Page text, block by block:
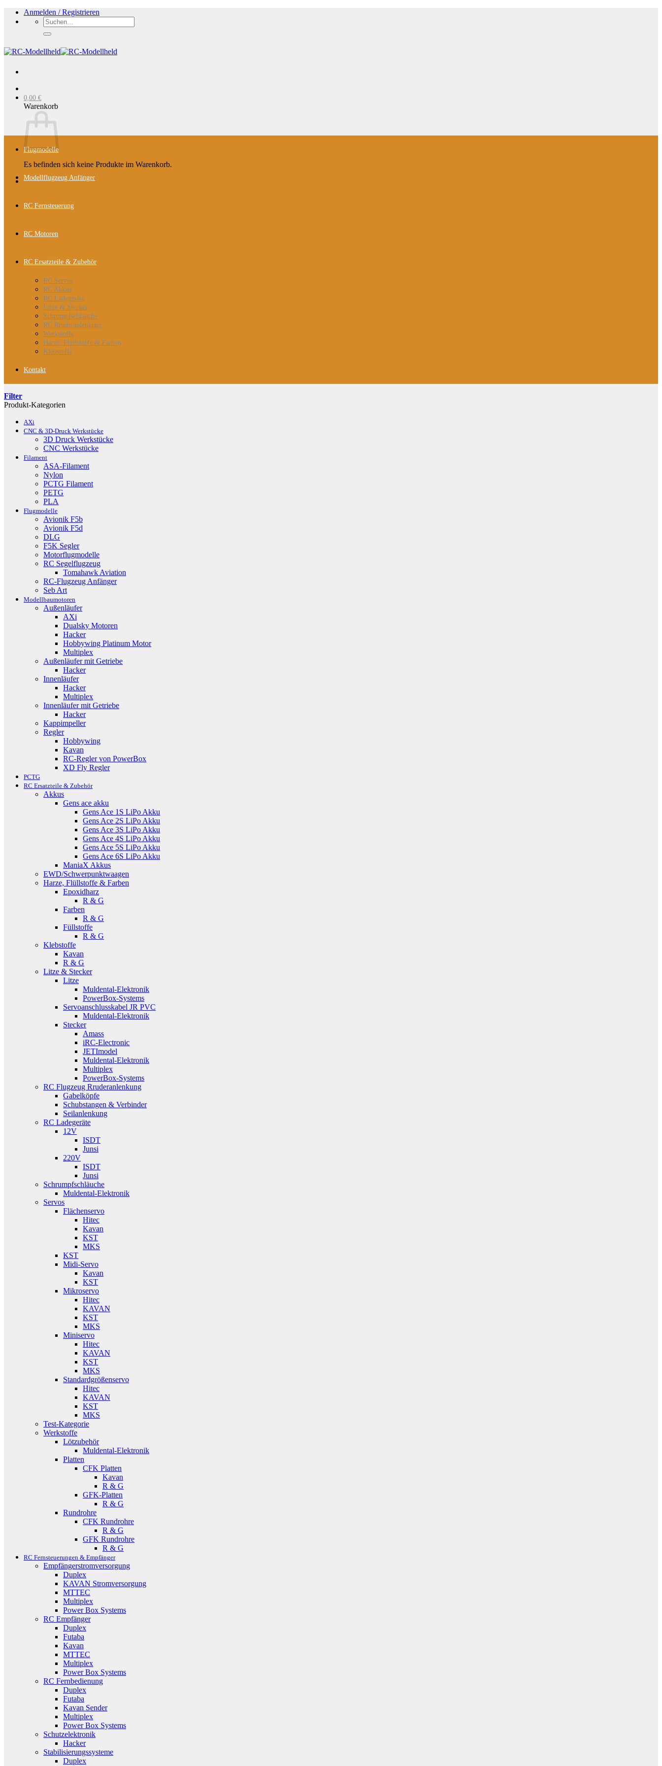
Zum
Inhalt
Anmelden / Registrieren
Suchen
nach:
0,00 €
Warenkorb
Es befinden sich keine Produkte im Warenkorb.
Flugmodelle
Modellflugzeug Anfänger
RC Fernsteuerung
RC Motoren
RC Ersatzteile & Zubehör
RC Servos
RC Akkus
RC Ladegeräte
Litze & Stecker
Schrumpfschläuche
RC Rruderanlenkung
Werkstoffe
Harze, Flüllstoffe & Farben
Klebstoffe
Kontakt
Filter
Produkt-Kategorien
AXi
CNC & 3D-Druck Werkstücke
3D Druck Werkstücke
CNC Werkstücke
Filament
ASA-Filament
Nylon
PCTG Filament
PETG
PLA
Flugmodelle
Avionik F5b
Avionik F5d
DLG
F5K Segler
Motorflugmodelle
RC Segelflugzeug
Tomahawk Aviation
RC-Flugzeug Anfänger
Seb Art
Modellbaumotoren
Außenläufer
AXi
Dualsky Motoren
Hacker
Hobbywing Platinum Motor
Multiplex
Außenläufer mit Getriebe
Hacker
Innenläufer
Hacker
Multiplex
Innenläufer mit Getriebe
Hacker
Kappimpeller
Regler
Hobbywing
Kavan
RC-Regler von PowerBox
XD Fly Regler
PCTG
RC Ersatzteile & Zubehör
Akkus
Gens ace akku
Gens Ace 1S LiPo Akku
Gens Ace 2S LiPo Akku
Gens Ace 3S LiPo Akku
Gens Ace 4S LiPo Akku
Gens Ace 5S LiPo Akku
Gens Ace 6S LiPo Akku
ManiaX Akkus
EWD/Schwerpunktwaagen
Harze, Flüllstoffe & Farben
Epoxidharz
R & G
Farben
R & G
Füllstoffe
R & G
Klebstoffe
Kavan
R & G
Litze & Stecker
Litze
Muldental-Elektronik
PowerBox-Systems
Servoanschlusskabel JR PVC
Muldental-Elektronik
Stecker
Amass
iRC-Electronic
JETImodel
Muldental-Elektronik
Multiplex
PowerBox-Systems
RC Flugzeug Rruderanlenkung
Gabelköpfe
Schubstangen & Verbinder
Seilanlenkung
RC Ladegeräte
12V
ISDT
Junsi
220V
ISDT
Junsi
Schrumpfschläuche
Muldental-Elektronik
Servos
Flächenservo
Hitec
Kavan
KST
MKS
KST
Midi-Servo
Kavan
KST
Mikroservo
Hitec
KAVAN
KST
MKS
Miniservo
Hitec
KAVAN
KST
MKS
Standardgrößenservo
Hitec
KAVAN
KST
MKS
Test-Kategorie
Werkstoffe
Lötzubehör
Muldental-Elektronik
Platten
CFK Platten
Kavan
R & G
GFK-Platten
R & G
Rundrohre
CFK Rundrohre
R & G
GFK Rundrohre
R & G
RC Fernsteuerungen & Empfänger
Empfängerstromversorgung
Duplex
KAVAN Stromversorgung
MTTEC
Multiplex
Power Box Systems
RC Empfänger
Duplex
Futaba
Kavan
MTTEC
Multiplex
Power Box Systems
RC Fernbedienung
Duplex
Futaba
Kavan Sender
Multiplex
Power Box Systems
Schutzelektronik
Hacker
Stabilisierungssysteme
Duplex